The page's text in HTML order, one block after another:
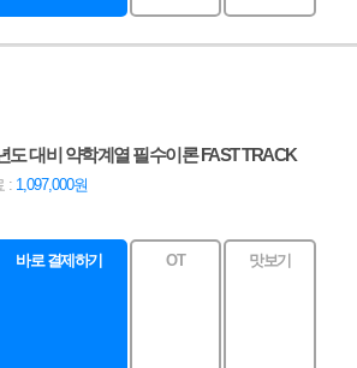
도 대비 약학계열 필수이론 FAST TRACK
: 1,097,000원
바로 결제하기 OT 맛보기